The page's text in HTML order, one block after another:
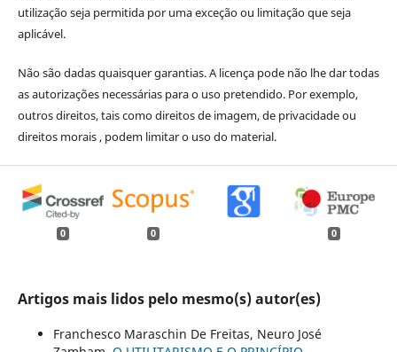
utilização seja permitida por uma exceção ou limitação que seja
aplicável.
Não são dadas quaisquer garantias. A licença pode não lhe dar todas
as autorizações necessárias para o uso pretendido. Por exemplo,
outros direitos, tais como direitos de imagem, de privacidade ou
direitos morais , podem limitar o uso do material.
0 0 0
Artigos mais lidos pelo mesmo(s) autor(es)
Franchesco Maraschin De Freitas, Neuro José